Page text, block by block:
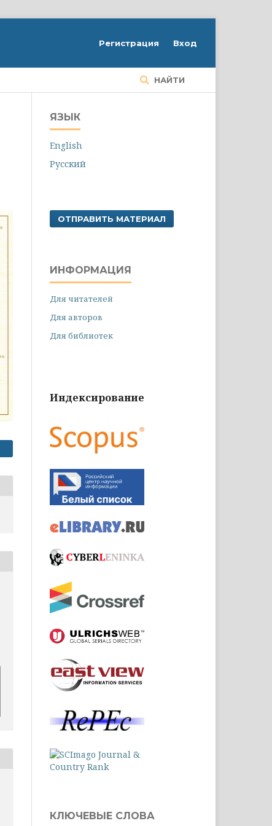
НАЙТИ
Регистрация Вход
ЯЗЫК
English
Русский
ОТПРАВИТЬ МАТЕРИАЛ
ИНФОРМАЦИЯ
Для читателей
Для авторов
Для библиотек
Индексирование
КЛЮЧЕВЫЕ СЛОВА